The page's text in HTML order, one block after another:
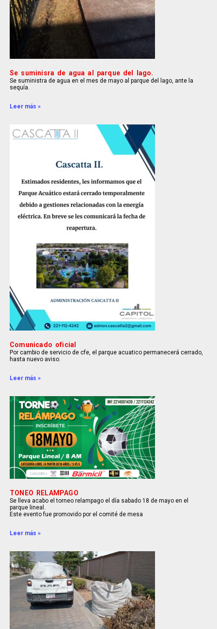
Se suminisra de agua al parque del lago.
Se suministra de agua en el mes de mayo al parque del lago, ante la
sequía.
Leer más »
Comunicado oficial
Por cambio de servicio de cfe, el parque acuatico permanecerá cerrado,
hasta nuevo aviso.
Leer más »
TONEO RELAMPAGO
Se lleva acabo el torneo relampago el día sabado 18 de mayo en el
parque lineal.
Este evento fue promovido por el comité de mesa
Leer más »